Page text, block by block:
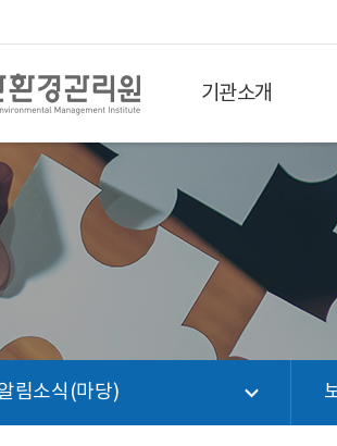
기관소개
림소식(마당)